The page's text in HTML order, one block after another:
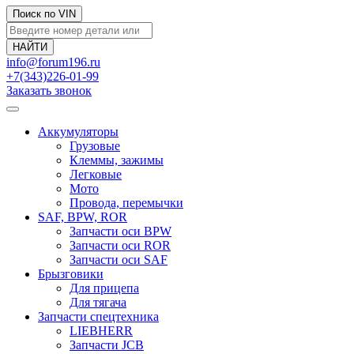
Поиск по VIN
info@forum196.ru
+7(343)226-01-99
Заказать звонок
Аккумуляторы
Грузовые
Клеммы, зажимы
Легковые
Мото
Провода, перемычки
SAF, BPW, ROR
Запчасти оси BPW
Запчасти оси ROR
Запчасти оси SAF
Брызговики
Для прицепа
Для тягача
Запчасти спецтехника
LIEBHERR
Запчасти JCB